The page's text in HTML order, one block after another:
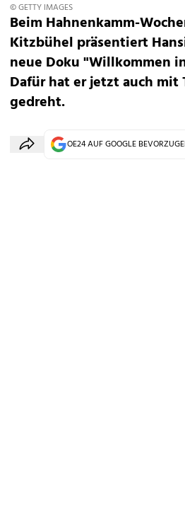
© GETTY IMAGES
Beim Hahnenkamm-
Kitzbühel präsentiert
neue Doku "Willkommen
Dafür hat er jetzt auch mit
gedreht.
OE24 AUF GOOGLE